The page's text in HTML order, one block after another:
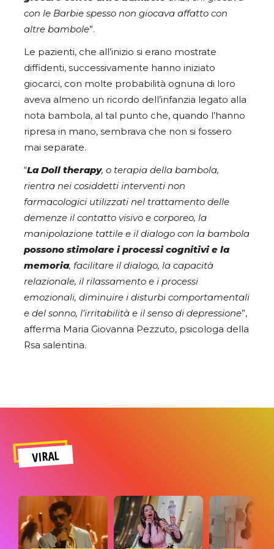
con le Barbie spesso non giocava affatto con
altre bambole”.
Le pazienti, che all’inizio si erano mostrate
diffidenti, successivamente hanno iniziato
giocarci, con molte probabilità ognuna di loro
aveva almeno un ricordo dell’infanzia legato alla
nota bambola, al tal punto che, quando l’hanno
ripresa in mano, sembrava che non si fossero
mai separate.
“La Doll therapy, o terapia della bambola,
rientra nei cosiddetti interventi non
farmacologici utilizzati nel trattamento delle
demenze il contatto visivo e corporeo, la
manipolazione tattile e il dialogo con la bambola
possono stimolare i processi cognitivi e la
memoria, facilitare il dialogo, la capacità
relazionale, il rilassamento e i processi
emozionali, diminuire i disturbi comportamentali
e del sonno, l’irritabilità e il senso di depressione”,
afferma Maria Giovanna Pezzuto, psicologa della
Rsa salentina.
VIRAL